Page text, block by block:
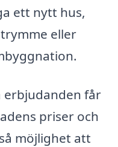
ett nytt hus,
eller
erbjudanden får
priser och
möjlighet att